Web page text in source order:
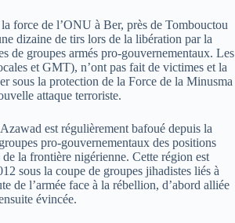
force de l’ONU à Ber, près de Tombouctou
dizaine de tirs lors de la libération par la
de groupes armés pro-gouvernementaux. Les
et GMT), n’ont pas fait de victimes et la
sous la protection de la Force de la Minusma
attaque terroriste.
est régulièrement bafoué depuis la
pro-gouvernementaux des positions
la frontière nigérienne. Cette région est
sous la coupe de groupes jihadistes liés à
de l’armée face à la rébellion, d’abord alliée
évincée.